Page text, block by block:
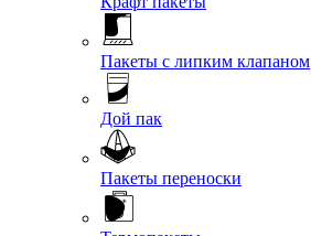
Пакеты с липким клапаном
Дой пак
Пакеты переноски